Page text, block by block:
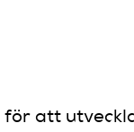
att